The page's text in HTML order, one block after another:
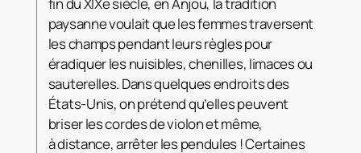
paysanne voulait que les femmes traversent
les champs pendant leurs règles pour
éradiquer les nuisibles, chenilles, limaces ou
sauterelles. Dans quelques endroits des
États-Unis, on prétend qu’elles peuvent
briser les cordes de violon et même,
à distance, arrêter les pendules ! Certaines